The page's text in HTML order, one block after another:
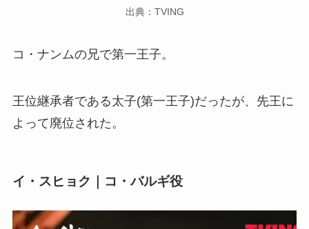
出典：TVING
コ・ナンムの兄で第一王子。
王位継承者である太子(第一王子)だったが、先王に
よって廃位された。
イ・スヒョク｜コ・バルギ役